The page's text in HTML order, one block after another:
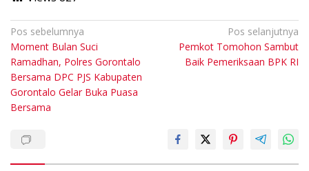
Navigasi
pos
Pos sebelumnya
Moment Bulan Suci
Ramadhan, Polres Gorontalo
Bersama DPC PJS Kabupaten
Gorontalo Gelar Buka Puasa
Bersama
Pos selanjutnya
Pemkot Tomohon Sambut
Baik Pemeriksaan BPK RI